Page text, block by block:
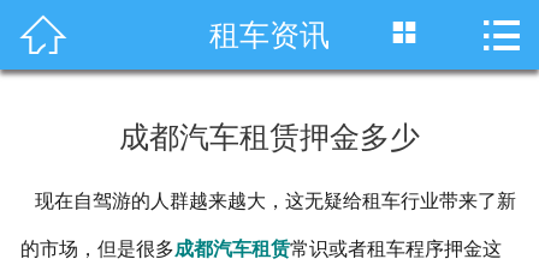
 首页
川藏线租车
 租车资讯  
成都汽车租赁押金多少
现在自驾游的人群越来越大，这无疑给租车行业带来了新
的市场，但是很多成都汽车租赁常识或者租车程序押金这